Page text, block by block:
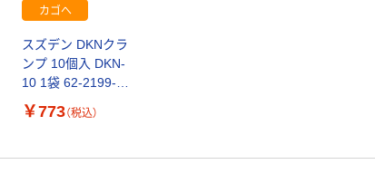
カゴへ
スズデン DKNクラ
ンプ 10個入 DKN-
10 1袋 62-2199-
53（直送品）
￥773（税込）